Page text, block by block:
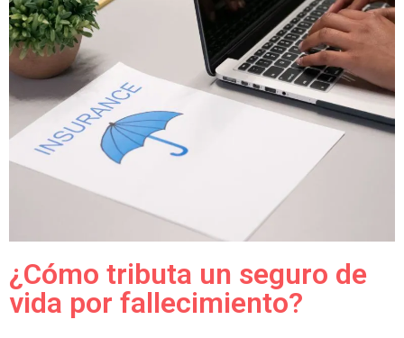
¿Cómo tributa un seguro de
vida por fallecimiento?